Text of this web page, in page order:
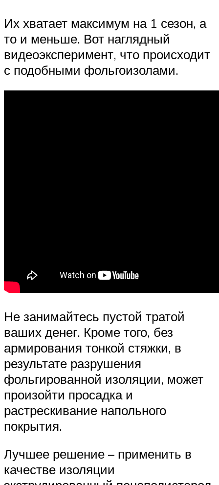
Их хватает максимум на 1 сезон, а
то и меньше. Вот наглядный
видеоэксперимент, что происходит
с подобными фольгоизолами.
Не занимайтесь пустой тратой
ваших денег. Кроме того, без
армирования тонкой стяжки, в
результате разрушения
фольгированной изоляции, может
произойти просадка и
растрескивание напольного
покрытия.
Лучшее решение – применить в
качестве изоляции